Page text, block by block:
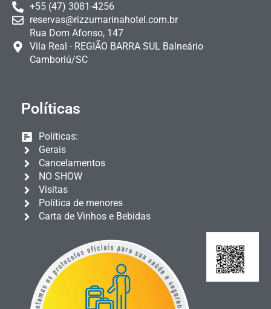
+55 (47) 3081-4256
reservas@rizzumarinahotel.com.br
Rua Dom Afonso, 147
Vila Real - REGIÃO BARRA SUL Balneário
Camboriú/SC
Políticas
Políticas:
Gerais
Cancelamentos
NO SHOW
Visitas
Política de menores
Carta de Vinhos e Bebidas